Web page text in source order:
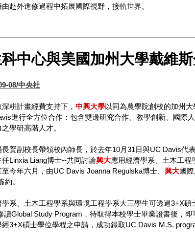
赴外進修過程中拓展國際視野，接軌世界。
中心與美國加州大學戴維
08/中央社
耕計畫經費支持下， 中興大學以同為農學院創校的加州
進行全方位合作：包含雙邊研究合作、教學創新、國際
學研高階人才。
長賢副校長帶領校內師長，於去年10月31日與UC Davis代
Linxia Liang博士--共同討論興大應用經濟學系、土木工
今年六月，由UC Davis Joanna Regulska博士、 興大國
約。
學系、土木工程學系與環境工程學系大三學生可透過3+X
讀Global Study Program，待取得本校學士畢業證書後，
3+X碩士學位學程之申請，成功錄取UC Davis M.S.